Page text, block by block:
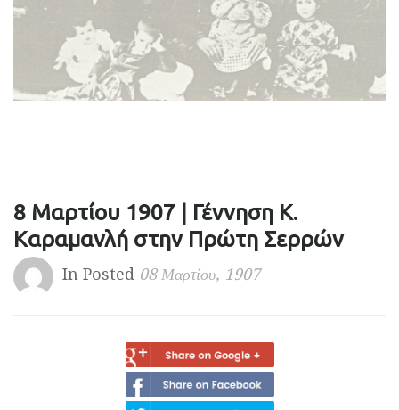
8 Μαρτίου 1907 | Γέννηση Κ.
Καραμανλή στην Πρώτη Σερρών
In Posted 08 Μαρτίου, 1907